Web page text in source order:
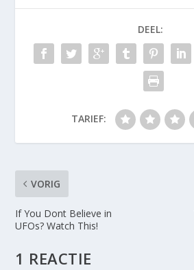
DEEL:
TARIEF:
VORIG
If You Dont Believe in
UFOs? Watch This!
1 REACTIE